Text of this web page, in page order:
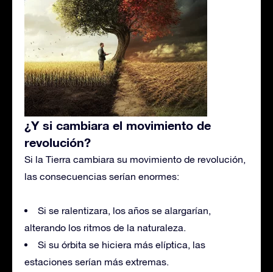
¿Y si cambiara el movimiento de
revolución?
Si la Tierra cambiara su movimiento de revolución,
las consecuencias serían enormes:
Si se ralentizara, los años se alargarían,
alterando los ritmos de la naturaleza.
Si su órbita se hiciera más elíptica, las
estaciones serían más extremas.